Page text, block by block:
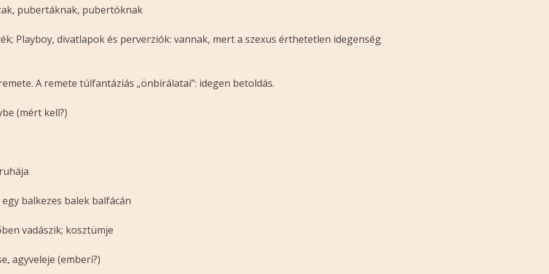
pubertáknak, pubertóknak
Playboy, divatlapok és perverziók: vannak, mert a szexus érthetetlen idegenség
A remete túlfantáziás „önbírálatai”: idegen betoldás.
(mért kell?)
balkezes balek balfácán
vadászik; kosztümje
agyveleje (emberi?)